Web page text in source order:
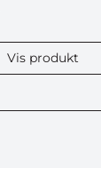
Vis produkt